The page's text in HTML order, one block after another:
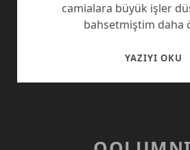
camialara büyük işler
bahsetmiştim daha
YAZIYI OKU